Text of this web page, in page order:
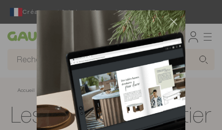
Créateur et fabricant français depuis 65 ans
Gautier
Accueil Magasins de meubles à Lattes
Les magasins Gautier